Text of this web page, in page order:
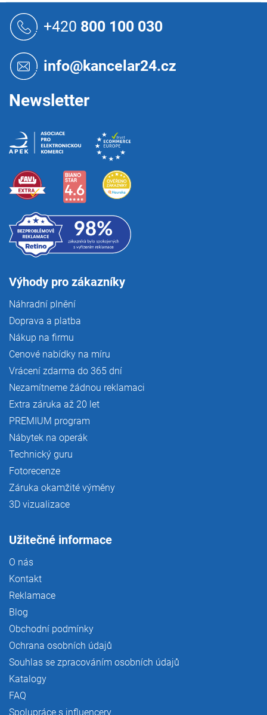
+420 800 100 030
info@kancelar24.cz
Newsletter
Výhody pro zákazníky
Náhradní plnění
Doprava a platba
Nákup na firmu
Cenové nabídky na míru
Vrácení zdarma do 365 dní
Nezamítneme žádnou reklamaci
Extra záruka až 20 let
PREMIUM program
Nábytek na operák
Technický guru
Fotorecenze
Záruka okamžité výměny
3D vizualizace
Užitečné informace
O nás
Kontakt
Reklamace
Blog
Obchodní podmínky
Ochrana osobních údajů
Souhlas se zpracováním osobních údajů
Katalogy
FAQ
Spolupráce s influencery